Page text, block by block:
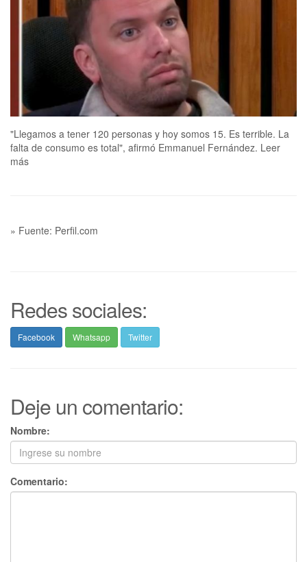
"Llegamos a tener 120 personas y hoy somos 15. Es terrible. La
falta de consumo es total", afirmó Emmanuel Fernández. Leer
más
» Fuente: Perfil.com
Redes sociales:
Facebook Whatsapp Twitter
Deje un comentario:
Nombre:
Comentario: